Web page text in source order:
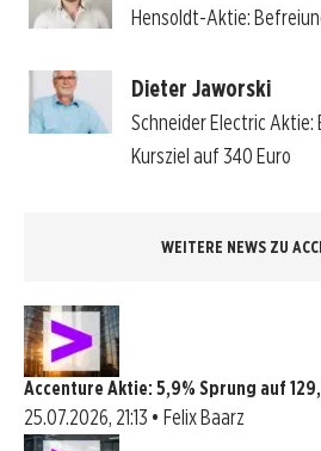
Hensoldt-Aktie:
Dieter Jaworski
Schneider Electric
Kursziel auf 340 Euro
WEITERE NEWS ZU
Accenture Aktie: 5,9% Sprung auf
25.07.2026, 21:13 • Felix Baarz